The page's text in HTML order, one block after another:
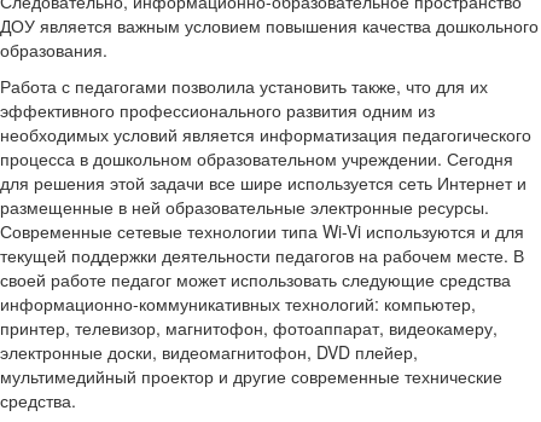
ДОУ является важным условием повышения качества дошкольного
образования.
Работа с педагогами позволила установить также, что для их
эффективного профессионального развития одним из
необходимых условий является информатизация педагогического
процесса в дошкольном образовательном учреждении. Сегодня
для решения этой задачи все шире используется сеть Интернет и
размещенные в ней образовательные электронные ресурсы.
Современные сетевые технологии типа Wi-Vi используются и для
текущей поддержки деятельности педагогов на рабочем месте. В
своей работе педагог может использовать следующие средства
информационно-коммуникативных технологий: компьютер,
принтер, телевизор, магнитофон, фотоаппарат, видеокамеру,
электронные доски, видеомагнитофон, DVD плейер,
мультимедийный проектор и другие современные технические
средства.